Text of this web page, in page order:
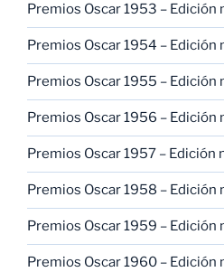
Premios Oscar 1953 – Edición
Premios Oscar 1954 – Edición
Premios Oscar 1955 – Edición
Premios Oscar 1956 – Edición
Premios Oscar 1957 – Edición
Premios Oscar 1958 – Edición
Premios Oscar 1959 – Edición
Premios Oscar 1960 – Edición